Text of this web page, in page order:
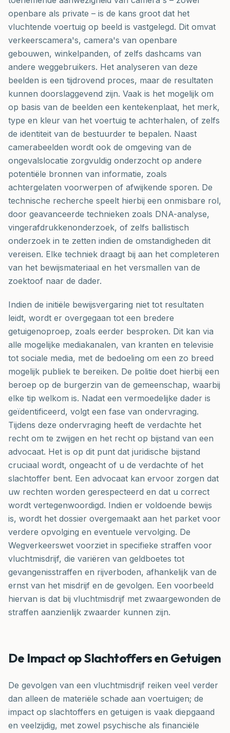
openbare als private – is de kans groot dat het
vluchtende voertuig op beeld is vastgelegd. Dit omvat
verkeerscamera's, camera's van openbare
gebouwen, winkelpanden, of zelfs dashcams van
andere weggebruikers. Het analyseren van deze
beelden is een tijdrovend proces, maar de resultaten
kunnen doorslaggevend zijn. Vaak is het mogelijk om
op basis van de beelden een kentekenplaat, het merk,
type en kleur van het voertuig te achterhalen, of zelfs
de identiteit van de bestuurder te bepalen. Naast
camerabeelden wordt ook de omgeving van de
ongevalslocatie zorgvuldig onderzocht op andere
potentiële bronnen van informatie, zoals
achtergelaten voorwerpen of afwijkende sporen. De
technische recherche speelt hierbij een onmisbare rol,
door geavanceerde technieken zoals DNA-analyse,
vingerafdrukkenonderzoek, of zelfs ballistisch
onderzoek in te zetten indien de omstandigheden dit
vereisen. Elke techniek draagt bij aan het completeren
van het bewijsmateriaal en het versmallen van de
zoektoof naar de dader.
Indien de initiële bewijsvergaring niet tot resultaten
leidt, wordt er overgegaan tot een bredere
getuigenoproep, zoals eerder besproken. Dit kan via
alle mogelijke mediakanalen, van kranten en televisie
tot sociale media, met de bedoeling om een zo breed
mogelijk publiek te bereiken. De politie doet hierbij een
beroep op de burgerzin van de gemeenschap, waarbij
elke tip welkom is. Nadat een vermoedelijke dader is
geïdentificeerd, volgt een fase van ondervraging.
Tijdens deze ondervraging heeft de verdachte het
recht om te zwijgen en het recht op bijstand van een
advocaat. Het is op dit punt dat juridische bijstand
cruciaal wordt, ongeacht of u de verdachte of het
slachtoffer bent. Een advocaat kan ervoor zorgen dat
uw rechten worden gerespecteerd en dat u correct
wordt vertegenwoordigd. Indien er voldoende bewijs
is, wordt het dossier overgemaakt aan het parket voor
verdere opvolging en eventuele vervolging. De
Wegverkeerswet voorziet in specifieke straffen voor
vluchtmisdrijf, die variëren van geldboetes tot
gevangenisstraffen en rijverboden, afhankelijk van de
ernst van het misdrijf en de gevolgen. Een voorbeeld
hiervan is dat bij vluchtmisdrijf met zwaargewonden de
straffen aanzienlijk zwaarder kunnen zijn.
De Impact op Slachtoffers en Getuigen
De gevolgen van een vluchtmisdrijf reiken veel verder
dan alleen de materiële schade aan voertuigen; de
impact op slachtoffers en getuigen is vaak diepgaand
en veelzijdig, met zowel psychische als financiële